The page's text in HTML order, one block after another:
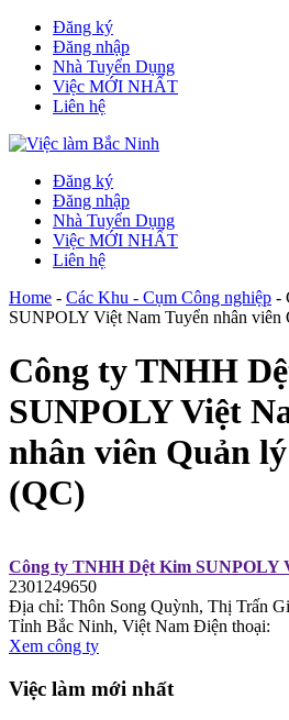
Đăng ký
Đăng nhập
Nhà Tuyển Dụng
Việc MỚI NHẤT
Liên hệ
Đăng ký
Đăng nhập
Nhà Tuyển Dụng
Việc MỚI NHẤT
Liên hệ
Home - Các Khu - Cụm Công nghiệp -
SUNPOLY Việt Nam Tuyển nhân viên
Công ty TNHH
SUNPOLY Việt
nhân viên Quản
(QC)
Công ty TNHH Dệt Kim SUNPOLY
2301249650
Địa chỉ: Thôn Song Quỳnh, Thị Trấn
Tỉnh Bắc Ninh, Việt Nam Điện thoại:
Xem công ty
Việc làm mới nhất